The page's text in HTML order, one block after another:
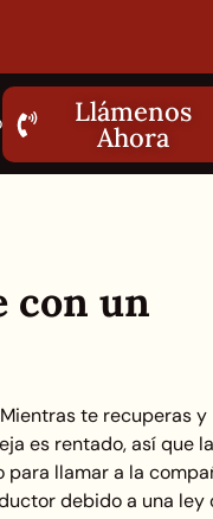
Llámenos
Ahora
con un
te recuperas y
es rentado, así que la
para llamar a la
debido a una ley